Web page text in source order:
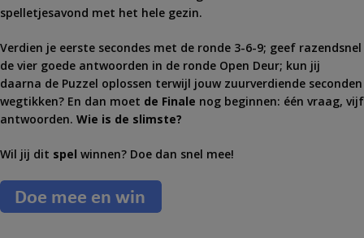
spelletjesavond met het hele gezin.
Verdien je eerste secondes met de ronde 3-6-9; geef razendsnel
de vier goede antwoorden in de ronde Open Deur; kun jij
daarna de Puzzel oplossen terwijl jouw zuurverdiende seconden
wegtikken? En dan moet de Finale nog beginnen: één vraag, vijf
antwoorden. Wie is de slimste?
Wil jij dit spel winnen? Doe dan snel mee!